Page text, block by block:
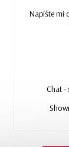
Napíšte mi
Chat -